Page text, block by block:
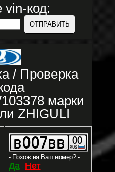
vin-код:
/ Проверка
марки
ZHIGULI
- Похож на Ваш номер? -
Да- Нет